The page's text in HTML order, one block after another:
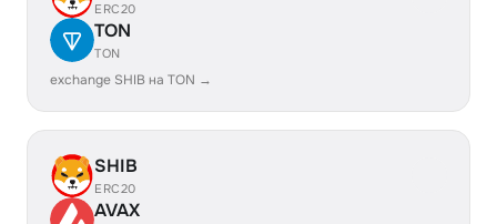
ERC20
TON
TON
exchange SHIB на TON →
SHIB
ERC20
AVAX